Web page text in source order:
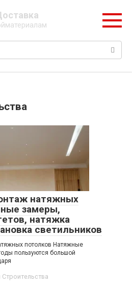
натяжных
замеры,
натяжка
светильников
потолков Натяжные
пользуются большой